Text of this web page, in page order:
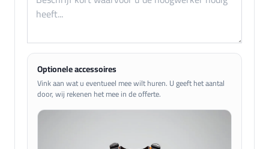
Optionele accessoires
Vink aan wat u eventueel mee wilt huren. U geeft het aantal
door, wij rekenen het mee in de offerte.